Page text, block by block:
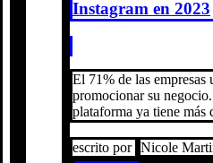
Instagram en 2023
El 71% de las empresas
promocionar su
plataforma ya tiene más
escrito por Nicole